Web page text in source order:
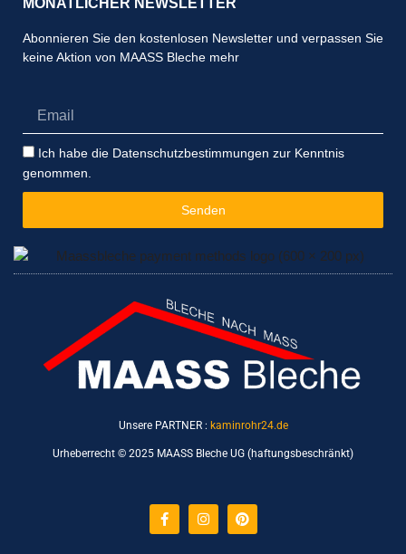
MONATLICHER NEWSLETTER
Abonnieren Sie den kostenlosen Newsletter und verpassen Sie
keine Aktion von MAASS Bleche mehr
Datenschutzbestimmungen
Ich habe die Datenschutzbestimmungen zur Kenntnis
genommen.
Senden
Unsere PARTNER : kaminrohr24.de
Urheberrecht © 2025 MAASS Bleche UG (haftungsbeschränkt)
Facebook-
f
InstagramPinterest